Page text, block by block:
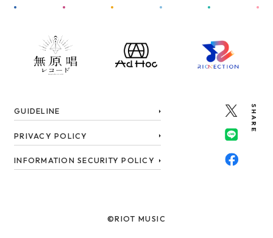
SHARE
GUIDELINE
PRIVACY POLICY
INFORMATION SECURITY POLICY
©RIOT MUSIC